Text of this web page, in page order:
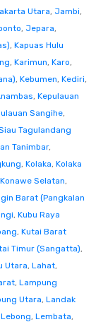
Utara, Jambi,
, Jepara,
, Kapuas Hulu
, Karimun, Karo,
, Kebumen, Kediri,
, Kepulauan
Sangihe,
Tagulandang
Tanimbar,
, Kolaka, Kolaka
Konawe Selatan,
Barat (Pangkalan
, Kubu Raya
, Kutai Barat
Timur (Sangatta),
Utara, Lahat,
, Lampung
Utara, Landak
Lebong, Lembata,